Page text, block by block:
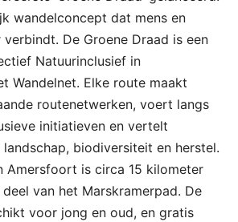
wandelconcept dat mens en
De Groene Draad is een
Natuurinclusief in
Wandelnet. Elke route maakt
routenetwerken, voert langs
initiatieven en vertelt
biodiversiteit en herstel.
Amersfoort is circa 15 kilometer
van het Marskramerpad. De
voor jong en oud, en gratis